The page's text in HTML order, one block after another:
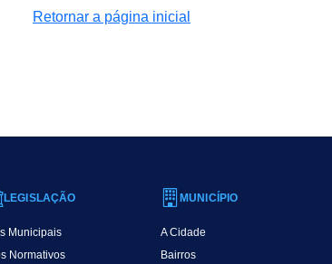
Retornar a página inicial
LEGISLAÇÃO
Municipais
Normativos
MUNICÍPIO
A Cidade
Bairros